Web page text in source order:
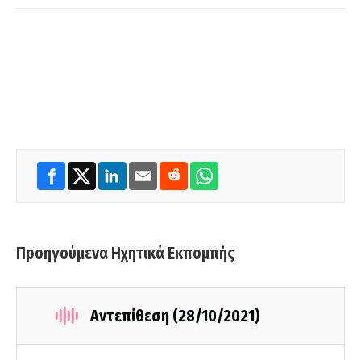
Προηγούμενα Ηχητικά Εκπομπής
Αντεπίθεση (28/10/2021)